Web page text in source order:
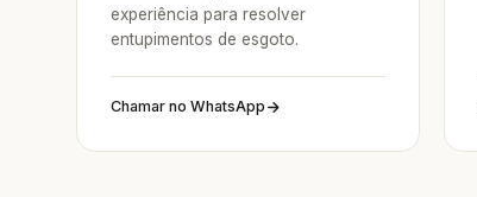
experiência para resolver
entupimentos de esgoto.
Chamar no WhatsApp